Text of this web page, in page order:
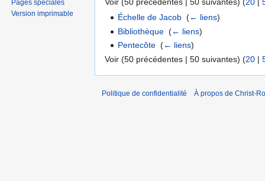
Voir (50 précédentes | 50 suivantes) (20 |
Échelle de Jacob ‎(← liens)
Bibliothèque ‎(← liens)
Pentecôte ‎(← liens)
Voir (50 précédentes | 50 suivantes) (20 |
Pages spéciales
Version imprimable
Politique de confidentialité À propos de Christ-